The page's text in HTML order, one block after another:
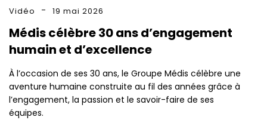
Vidéo 19 mai 2026
Médis célèbre 30 ans d’engagement
humain et d’excellence
À l’occasion de ses 30 ans, le Groupe Médis célèbre une
aventure humaine construite au fil des années grâce à
l’engagement, la passion et le savoir-faire de ses
équipes.